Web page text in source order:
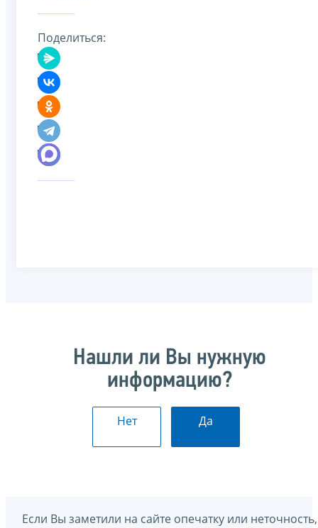
Поделиться:
Нашли ли Вы нужную
информацию?
Нет Да
Если Вы заметили на сайте опечатку или неточность,